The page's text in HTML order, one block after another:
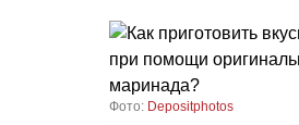
Фото: Depositphotos